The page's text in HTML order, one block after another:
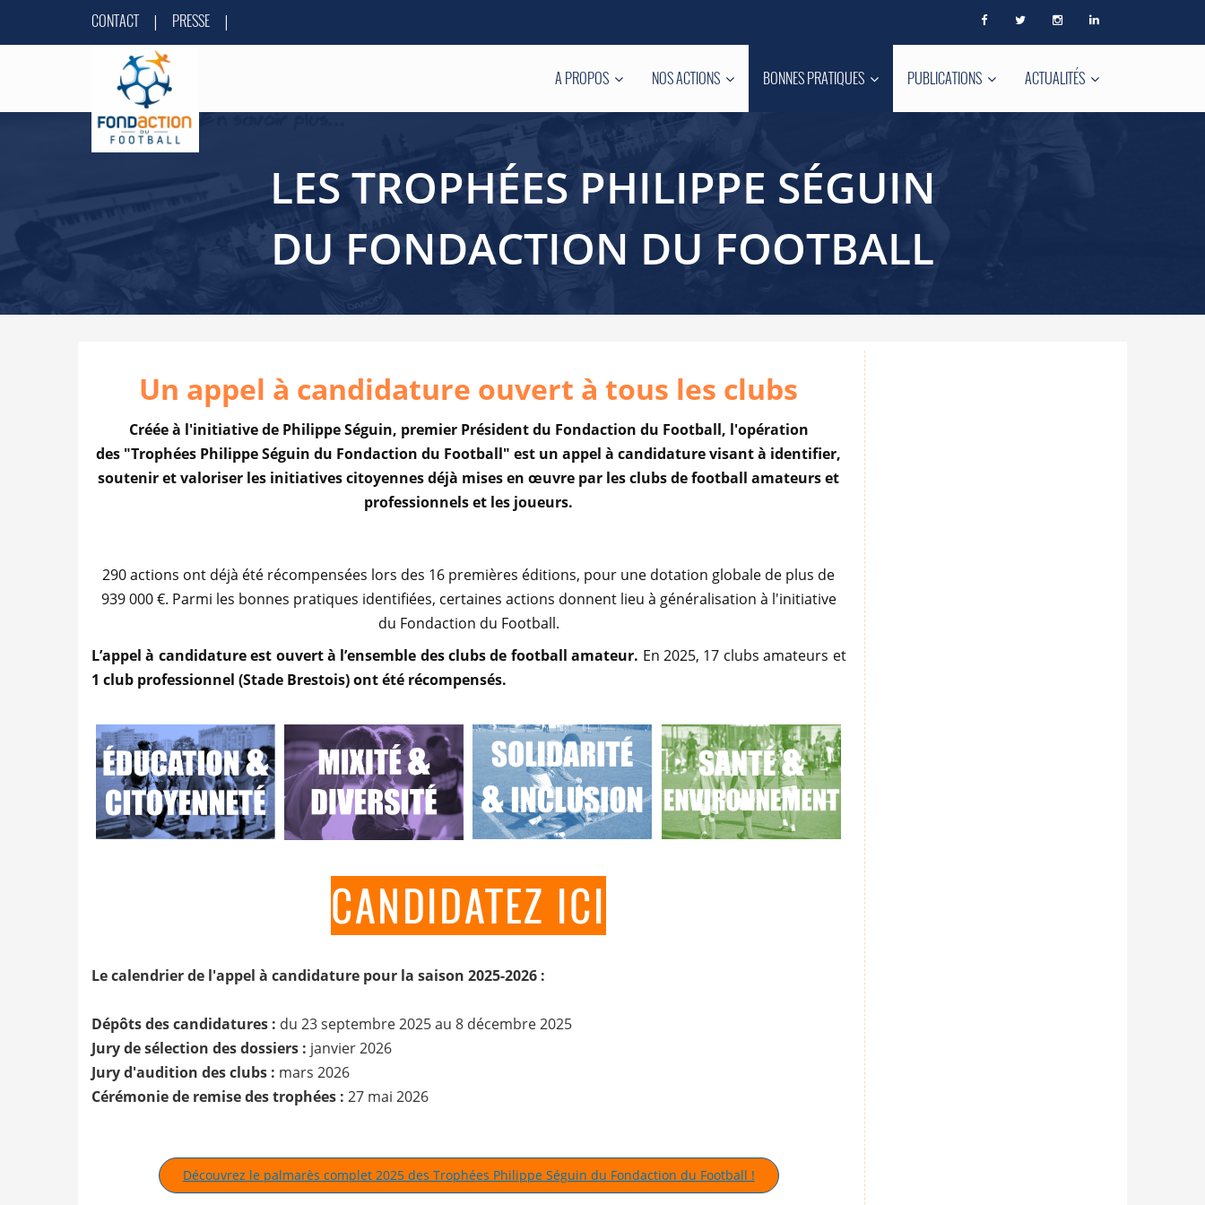
CONTACT | PRESSE |
A PROPOS NOS ACTIONS BONNES PRATIQUES PUBLICATIONS ACTUALITÉS
LES TROPHÉES PHILIPPE SÉGUIN
DU FONDACTION DU FOOTBALL
Un appel à candidature ouvert à tous les clubs
Créée à l'initiative de Philippe Séguin, premier Président du Fondaction du Football, l'opération
des "Trophées Philippe Séguin du Fondaction du Football" est un appel à candidature visant à identifier,
soutenir et valoriser les initiatives citoyennes déjà mises en œuvre par les clubs de football amateurs et
professionnels et les joueurs.
290 actions ont déjà été récompensées lors des 16 premières éditions, pour une dotation globale de plus de
939 000 €. Parmi les bonnes pratiques identifiées, certaines actions donnent lieu à généralisation à l'initiative
du Fondaction du Football.
L’appel à candidature est ouvert à l’ensemble des clubs de football amateur. En 2025, 17 clubs amateurs et
1 club professionnel (Stade Brestois)ont été récompensés.
CANDIDATEZ ICI
Le calendrier de l'appel à candidature pour la saison 2025-2026 :
Dépôts des candidatures : du 23 septembre 2025 au 8 décembre 2025
Jury de sélection des dossiers : janvier 2026
Jury d'audition des clubs : mars 2026
Cérémonie de remise des trophées : 27 mai 2026
Découvrez le palmarès complet 2025 des Trophées Philippe Séguin du Fondaction du Football !